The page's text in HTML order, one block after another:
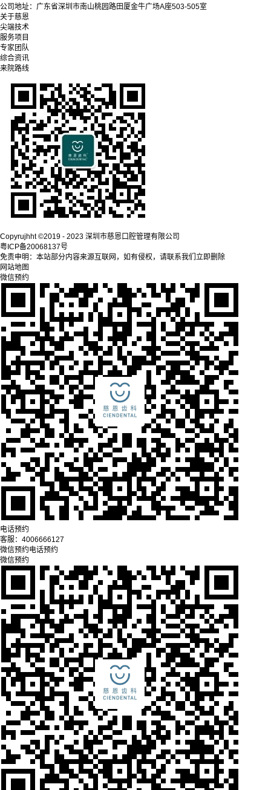
公司地址：广东省深圳市南山桃园路田厦金牛广场A座503-505室
关于慈恩
尖端技术
服务项目
专家团队
综合资讯
来院路线
Copyrujhht ©2019 - 2023 深圳市慈恩口腔管理有限公司
粤ICP备20068137号
免责申明：本站部分内容来源互联网，如有侵权，请联系我们立即删除
网站地图
微信预约
电话预约
客服： 4006666127
微信预约电话预约
微信预约